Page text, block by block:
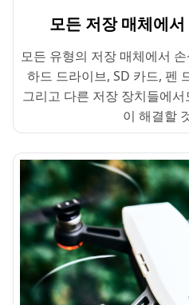
모든 저장 매체에
모든 유형의 저장 매체에서
하드 드라이브, SD 카드, 펜
그리고 다른 저장 장치들에
이 해결할